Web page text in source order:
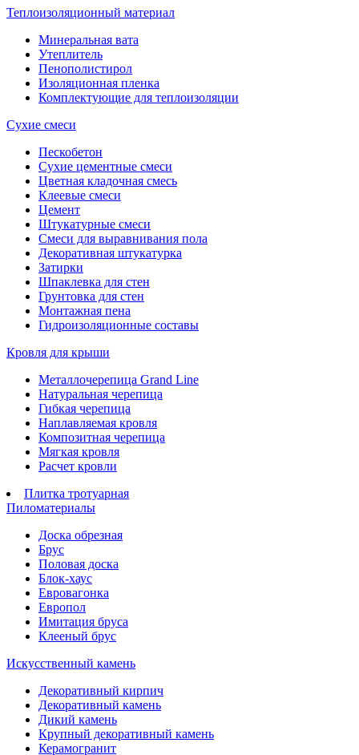
Теплоизоляционный материал
Минеральная вата
Утеплитель
Пенополистирол
Изоляционная пленка
Комплектующие для теплоизоляции
Сухие смеси
Пескобетон
Сухие цементные смеси
Цветная кладочная смесь
Клеевые смеси
Цемент
Штукатурные смеси
Смеси для выравнивания пола
Декоративная штукатурка
Затирки
Шпаклевка для стен
Грунтовка для стен
Монтажная пена
Гидроизоляционные составы
Кровля для крыши
Металлочерепица Grand Line
Натуральная черепица
Гибкая черепица
Наплавляемая кровля
Композитная черепица
Мягкая кровля
Расчет кровли
Плитка тротуарная
Пиломатериалы
Доска обрезная
Брус
Половая доска
Блок-хаус
Евровагонка
Европол
Имитация бруса
Клееный брус
Искусственный камень
Декоративный кирпич
Декоративный камень
Дикий камень
Крупный декоративный камень
Керамогранит